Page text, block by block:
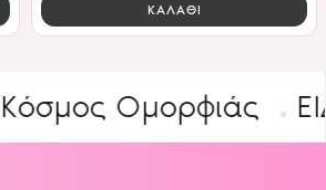
ΚΑΛΑΘΙ
ΕΙΔΙΚΕΣ